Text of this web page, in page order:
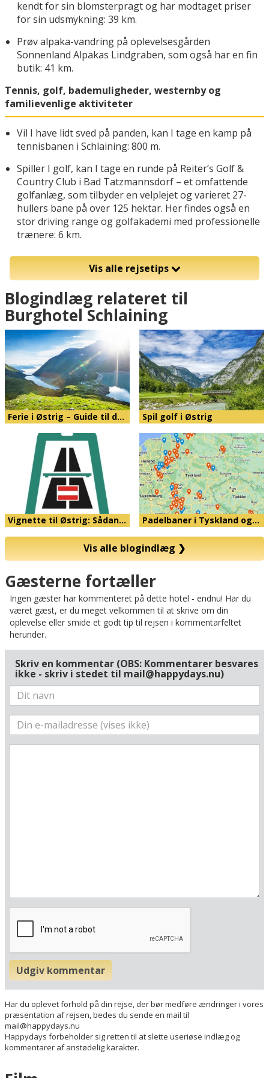
kendt for sin blomsterpragt og har modtaget priser
for sin udsmykning: 39 km.
Prøv alpaka-vandring på oplevelsesgården
Sonnenland Alpakas Lindgraben, som også har en fin
butik: 41 km.
Tennis, golf, bademuligheder, westernby og
familievenlige aktiviteter
Vil I have lidt sved på panden, kan I tage en kamp på
tennisbanen i Schlaining: 800 m.
Spiller I golf, kan I tage en runde på Reiter’s Golf &
Country Club i Bad Tatzmannsdorf – et omfattende
golfanlæg, som tilbyder en velplejet og varieret 27-
hullers bane på over 125 hektar. Her findes også en
stor driving range og golfakademi med professionelle
trænere: 6 km.
Vis alle rejsetips
Blogindlæg relateret til
Burghotel Schlaining
Ferie i Østrig – Guide til d… Spil golf i Østrig
Vignette til Østrig: Sådan… Padelbaner i Tyskland og…
Vis alle blogindlæg❯
Kort
Her ligger hotellet
Lufthavne
Museer
Find vej til hotellet
Burghotel Schlaining
A-7461 Stadtschlaining
Gæsterne fortæller
Ingen gæster har kommenteret på dette hotel - endnu! Har du
været gæst, er du meget velkommen til at skrive om din
oplevelse eller smide et godt tip til rejsen i kommentarfeltet
herunder.
Skriv en kommentar (OBS: Kommentarer besvares
ikke - skriv i stedet til mail@happydays.nu)
Udgiv kommentar
Har du oplevet forhold på din rejse, der bør medføre ændringer i vores
præsentation af rejsen, bedes du sende en mail til
mail@happydays.nu
Happydays forbeholder sig retten til at slette useriøse indlæg og
kommentarer af anstødelig karakter.